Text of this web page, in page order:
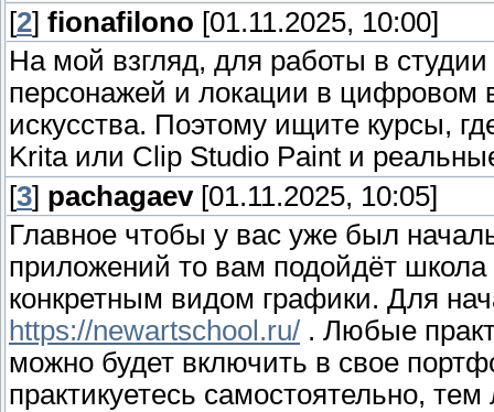
[2] fionafilono [01.11.2025, 10:00]
На мой взгляд, для работы в
персонажей и локации в цифровом
искусства. Поэтому ищите курсы,
Krita или Clip Studio Paint и
[3] pachagaev[01.11.2025, 10:05]
Главное чтобы у вас уже был
приложений то вам подойдёт школа
конкретным видом графики. Для
https://newartschool.ru/ . Любые
можно будет включить в свое
практикуетесь самостоятельно,